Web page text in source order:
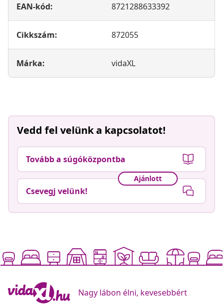
EAN-kód: 8721288633392
Cikkszám: 872055
Márka: vidaXL
Vedd fel velünk a kapcsolatot!
Tovább a súgóközpontba
Ajánlott
Csevegj velünk!
Nagy lábon élni, kevesebbért